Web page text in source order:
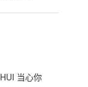
学逐渐
，处事
或代表她
当心你